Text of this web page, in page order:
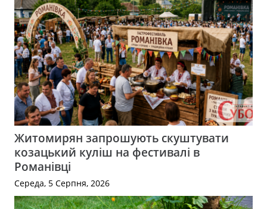
Житомирян запрошують скуштувати
козацький куліш на фестивалі в
Романівці
Середа, 5 Серпня, 2026